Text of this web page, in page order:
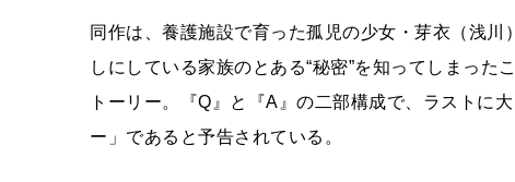
同作は、養護施設で育った孤児の少女・芽衣（浅
しにしている家族のとある“秘密”を知ってしまっ
トーリー。『Q』と『A』の二部構成で、ラストに
ー」であると予告されている。